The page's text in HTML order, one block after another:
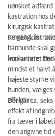
uønsket adfærd
kastration hos
kirurgisk
omgang, før
Kemisk
hanhunde skal
konkurrere.
Implantatet
mindst et halvt
højeste styrke
hunden, vælges
effekten.
Der går ca.
effekt af
fra tæver i
den angivne tid